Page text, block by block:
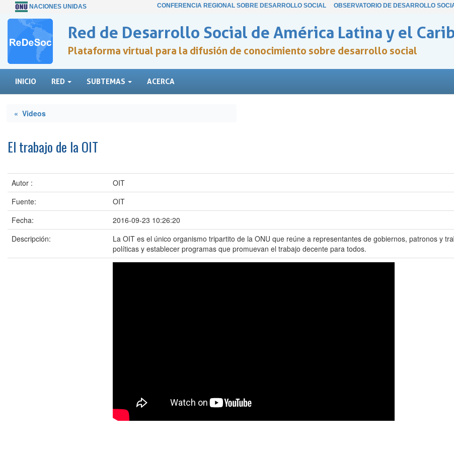
NACIONES UNIDAS CONFERENCIA REGIONAL SOBRE DESARROLLO SOCIAL OBSERVATORIO DE DESARROLLO
Red de Desarrollo Social de América Latina y el
Plataforma virtual para la difusión de conocimiento sobre desarrollo social
INICIO RED SUBTEMAS ACERCA
« Videos
El trabajo de la OIT
Autor :
OIT
Fuente:
OIT
Fecha:
2016-09-23 10:26:20
Descripción:
La OIT es el único organismo tripartito de la ONU que reúne a representantes de gobiernos, patronos y
políticas y establecer programas que promuevan el trabajo decente para todos.